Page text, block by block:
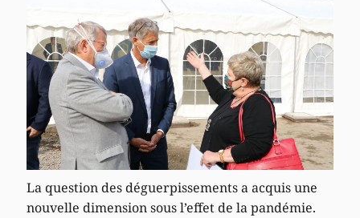
La question des déguerpissements a acquis une
nouvelle dimension sous l’effet de la pandémie.